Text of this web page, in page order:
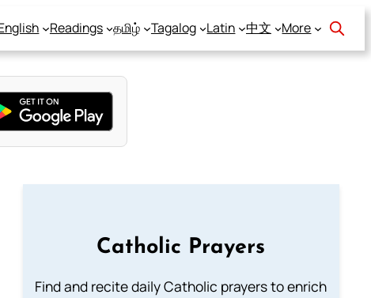
Readings தமிழ் Tagalog Latin 中文 More
Catholic Prayers
Find and recite daily Catholic prayers to enrich